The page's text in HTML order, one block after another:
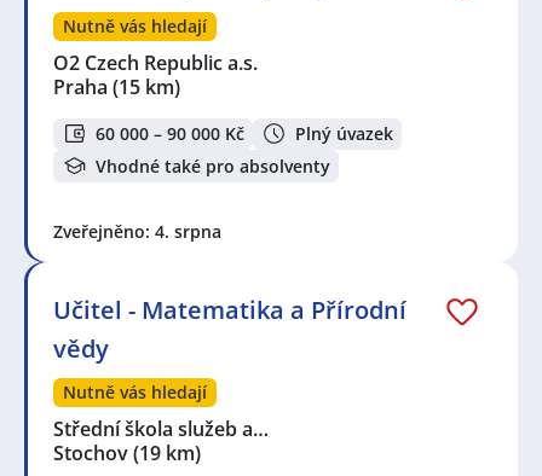
Nutně vás hledají
O2 Czech Republic a.s.
Praha (15 km)
60 000 – 90 000 Kč
Plný úvazek
Vhodné také pro absolventy
Zveřejněno: 4. srpna
Učitel - Matematika a Přírodní
vědy
Nutně vás hledají
Střední škola služeb a…
Stochov(19 km)